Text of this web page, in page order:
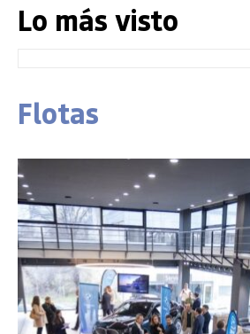
Lo más visto
Flotas